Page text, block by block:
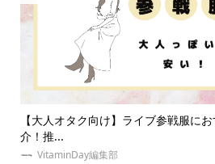
ブランドを紹
推し・本人不在の誕生
VitaminDay編集部